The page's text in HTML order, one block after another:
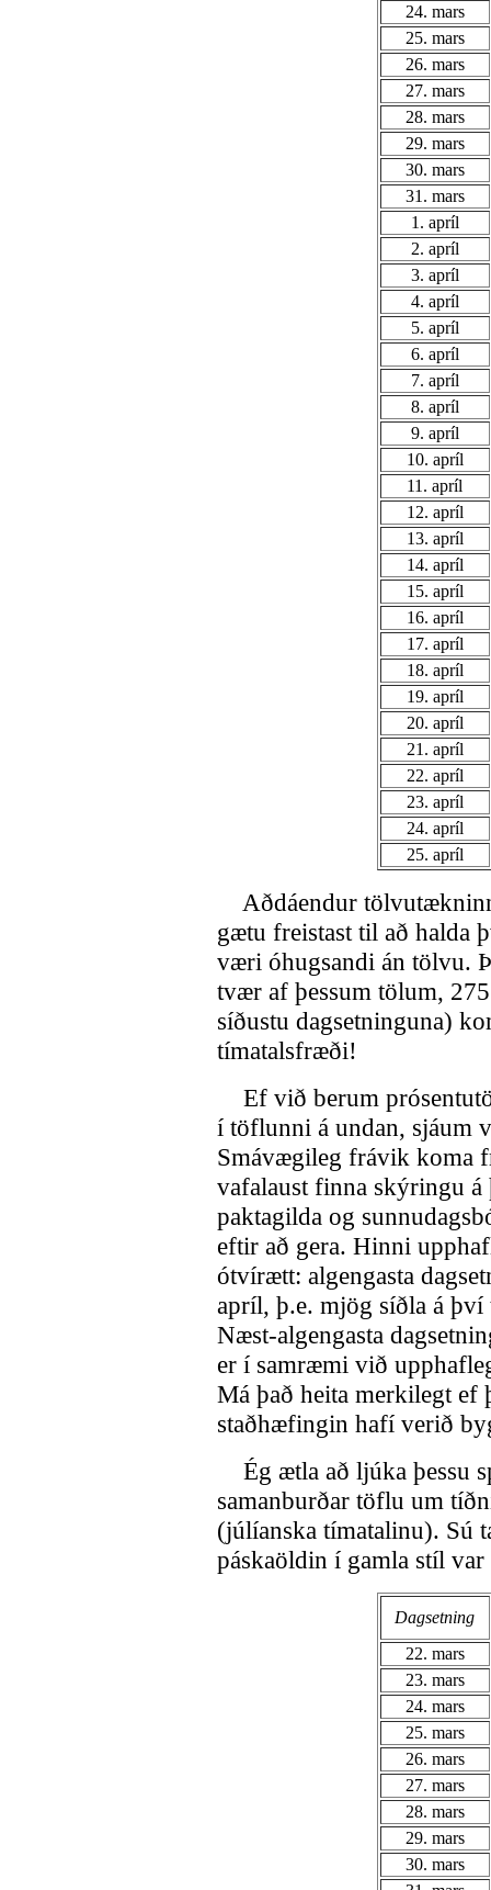
24. mars
25. mars
26. mars
27. mars
28. mars
29. mars
30. mars
31. mars
1. apríl
2. apríl
3. apríl
4. apríl
5. apríl
6. apríl
7. apríl
8. apríl
9. apríl
10. apríl
11. apríl
12. apríl
13. apríl
14. apríl
15. apríl
16. apríl
17. apríl
18. apríl
19. apríl
20. apríl
21. apríl
22. apríl
23. apríl
24. apríl
25. apríl
Aðdáendur
gætu freistast til að halda
væri óhugsandi án tölvu.
tvær af þessum tölum,
síðustu dagsetninguna)
tímatalsfræði!
Ef við berum
í töflunni á undan, sjáum
Smávægileg frávik koma
vafalaust finna skýringu
paktagilda og
eftir að gera. Hinni
ótvírætt: algengasta
apríl, þ.e. mjög síðla á
Næst-algengasta
er í samræmi við
Má það heita merkilegt ef
staðhæfingin hafí verið
Ég ætla að ljúka þessu
samanburðar töflu um
(júlíanska tímatalinu). Sú
páskaöldin í gamla stíl var
Dagsetning
22. mars
23. mars
24. mars
25. mars
26. mars
27. mars
28. mars
29. mars
30. mars